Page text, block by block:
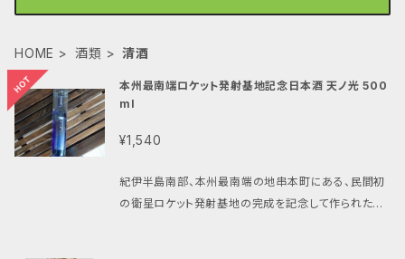
HOME 酒類 清酒
本州最南端ロケット発射基地記念日本酒 天ノ光 500
ml
¥1,540
紀伊半島南部、本州最南端の地串本町にある、民間初
の衛星ロケット発射基地の完成を記念して作られたこ